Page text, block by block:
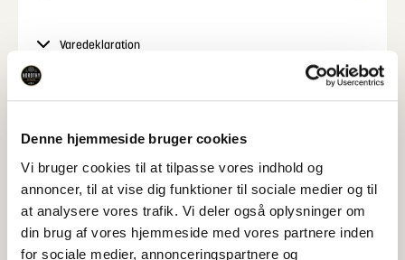
Denne hjemmeside bruger cookies
Vi bruger cookies til at tilpasse vores indhold og
annoncer, til at vise dig funktioner til sociale medier og til
at analysere vores trafik. Vi deler også oplysninger om
din brug af vores hjemmeside med vores partnere inden
for sociale medier, annonceringspartnere og
Tilberedning:
Fjern låget halvt og tilsæt krydderiblanding og
Tilsæt 400 ml kogende vand og rør godt
Luk låget og vent 5 min, rør godt inden
servering.
Varedeklaration
Næringsindhold
Specifikationer
Relaterede Produkter